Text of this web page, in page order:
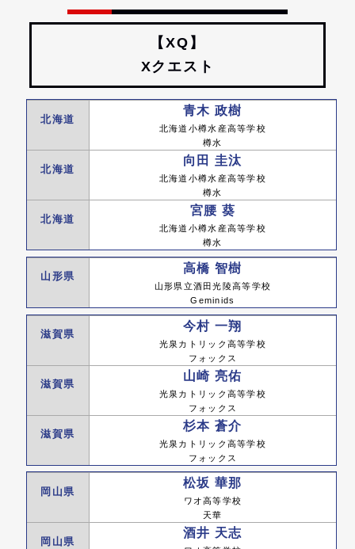
【XQ】
Xクエスト
北海道
青木 政樹
北海道小樽水産高等学校
樽水
北海道
向田 圭汰
北海道小樽水産高等学校
樽水
北海道
宮腰 葵
北海道小樽水産高等学校
樽水
山形県
高橋 智樹
山形県立酒田光陵高等学校
Geminids
滋賀県
今村 一翔
光泉カトリック高等学校
フォックス
滋賀県
山崎 亮佑
光泉カトリック高等学校
フォックス
滋賀県
杉本 蒼介
光泉カトリック高等学校
フォックス
岡山県
松坂 華那
ワオ高等学校
天華
岡山県
酒井 天志